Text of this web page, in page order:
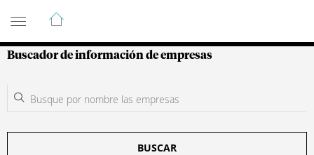
Guía de Empresas Colombianas
Buscador de información de empresas
BUSCAR